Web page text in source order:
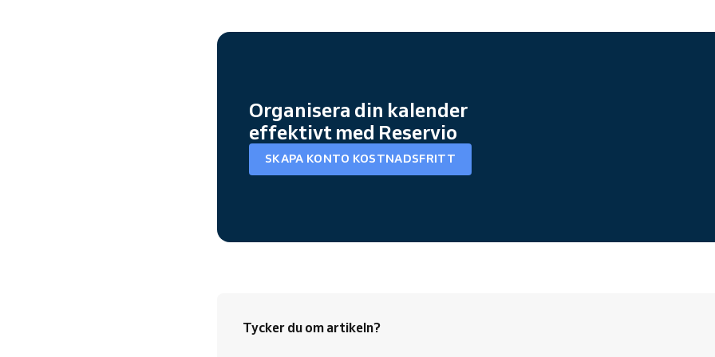
Organisera din kalender
effektivt med Reservio
SKAPA KONTO KOSTNADSFRITT
Tycker du om artikeln?